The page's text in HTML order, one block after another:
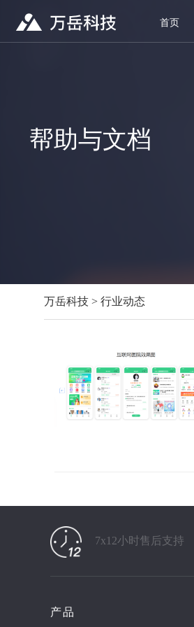
首页
帮助与文档
万岳科技> 行业动态
7x12小时售后支持
产品